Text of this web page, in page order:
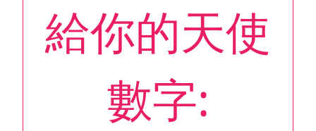
給你的天使
數字: